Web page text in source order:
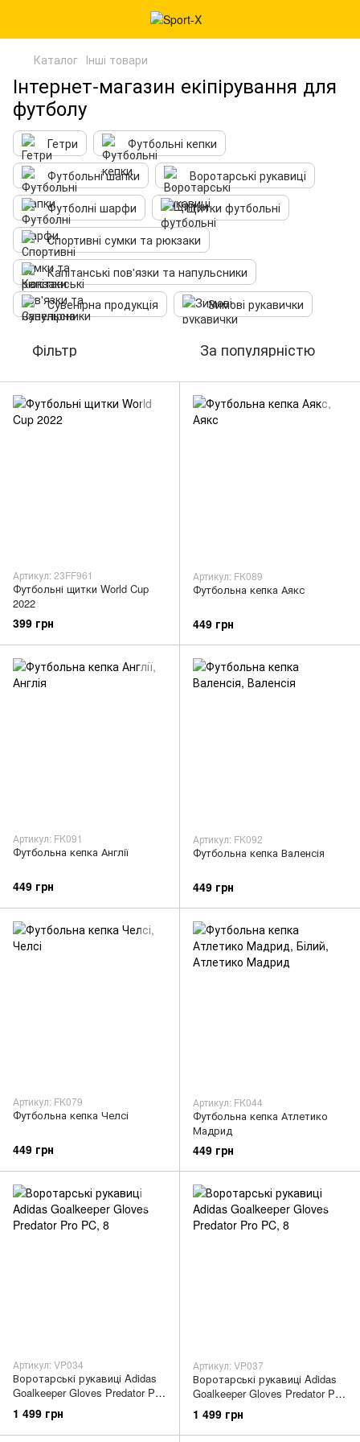
Каталог Інші товари
Інтернет-магазин екіпірування для
футболу
Гетри
Футбольні кепки
Футбольні шапки
Воротарські рукавиці
Футболні шарфи
Щитки футбольні
Спортивні сумки та рюкзаки
Капітанські пов'язки та напульсники
Сувенірна продукція
Зимові рукавички
Фільтр За популярністю
Артикул: 23FF961
Футбольні щитки World Cup
2022
399 грн
Артикул: FK089
Футбольна кепка Аякс
449 грн
Артикул: FK091
Футбольна кепка Англії
449 грн
Артикул: FK092
Футбольна кепка Валенсія
449 грн
Артикул: FK079
Футбольна кепка Челсі
449 грн
Артикул: FK044
Футбольна кепка Атлетико
Мадрид
449 грн
Артикул: VP034
Воротарські рукавиці Adidas
Goalkeeper Gloves Predator Pro
PC
1 499 грн
Артикул: VP037
Воротарські рукавиці Adidas
Goalkeeper Gloves Predator Pro
PC
1 499 грн